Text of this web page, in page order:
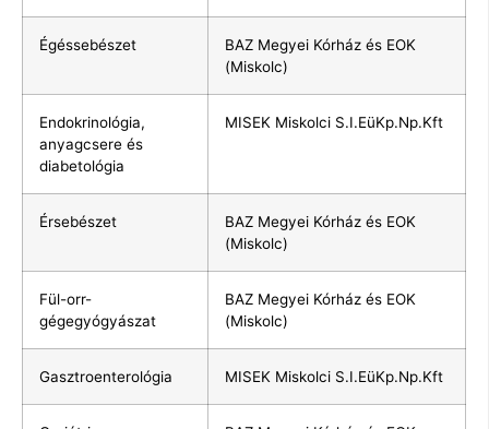
Égéssebészet
BAZ Megyei Kórház és EOK
(Miskolc)
Endokrinológia,
anyagcsere és
diabetológia
MISEK Miskolci S.I.EüKp.Np.Kft
Érsebészet
BAZ Megyei Kórház és EOK
(Miskolc)
Fül-orr-
gégegyógyászat
BAZ Megyei Kórház és EOK
(Miskolc)
Gasztroenterológia MISEK Miskolci S.I.EüKp.Np.Kft